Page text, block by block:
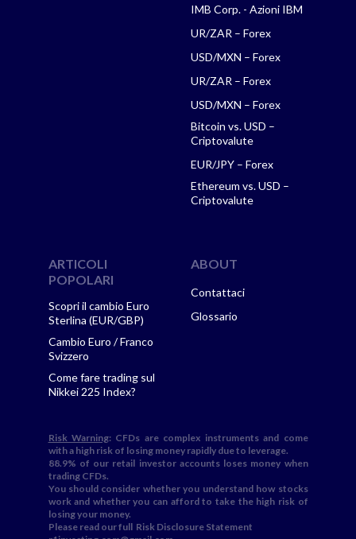
IMB Corp. - Azioni IBM
UR/ZAR – Forex
USD/MXN – Forex
UR/ZAR – Forex
USD/MXN – Forex
Bitcoin vs. USD –
Criptovalute
EUR/JPY – Forex
Ethereum vs. USD –
Criptovalute
ARTICOLI
POPOLARI
Scopri il cambio Euro
Sterlina (EUR/GBP)
Cambio Euro / Franco
Svizzero
Come fare trading sul
Nikkei 225 Index?
ABOUT
Contattaci
Glossario
Risk Warning: CFDs are complex instruments and come
with a high risk of losing money rapidly due to leverage.
88.9% of our retail investor accounts loses money when
trading CFDs.
You should consider whether you understand how stocks
work and whether you can afford to take the high risk of
losing your money.
Please read our full Risk Disclosure Statement